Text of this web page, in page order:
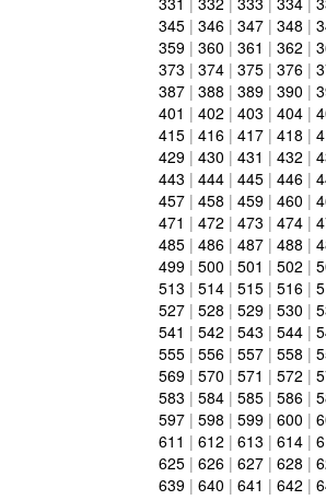
345| 346| 347| 348 |
359| 360 | 361 | 362 |
373 | 374| 375| 376|
387| 388 | 389| 390 |
401 | 402 | 403 | 404|
415| 416| 417| 418 |
429| 430 | 431 | 432 |
443 | 444| 445| 446|
457| 458 | 459| 460 |
471 | 472 | 473 | 474|
485| 486| 487| 488 |
499| 500 | 501 | 502 |
513 | 514| 515| 516|
527| 528 | 529| 530 |
541 | 542 | 543 | 544|
555| 556| 557| 558 |
569| 570 | 571 | 572 |
583 | 584| 585| 586|
597| 598 | 599| 600 |
611 | 612 | 613 | 614|
625| 626| 627| 628 |
639| 640 | 641 | 642 |